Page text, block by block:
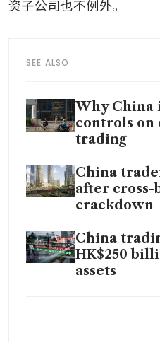
资子公司也不例外。
SEE ALSO
Why China
controls on
trading
China
after
crackdown
China
HK$250
assets